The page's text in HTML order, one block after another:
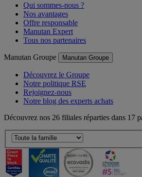
Qui sommes-nous ?
Nos avantages
Offre responsable
Manutan Expert
Tous nos partenaires
Manutan Groupe Manutan Groupe
Découvrez le Groupe
Notre politique RSE
Rejoignez-nous
Notre blog des experts achats
Découvrez nos 26 filiales réparties dans 17